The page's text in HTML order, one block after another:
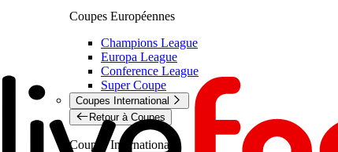
Coupes Européennes
Champions League
Europa League
Conference League
Super Coupe
Coupes International
Retour à Coupes
Coupes International